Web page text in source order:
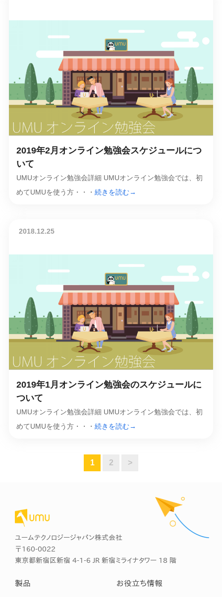
2019年2月オンライン勉強会スケジュールにつ
いて
UMUオンライン勉強会詳細 UMUオンライン勉強会では、初
めてUMUを使う方・・・ 続きを読む→
2018.12.25
2019年1月オンライン勉強会のスケジュールに
ついて
UMUオンライン勉強会詳細 UMUオンライン勉強会では、初
めてUMUを使う方・・・ 続きを読む→
1 2 >
ユームテクノロジージャパン株式会社
〒160-0022
東京都新宿区新宿 4-1-6 JR 新宿ミライナタワー 18 階
製品 お役立ち情報